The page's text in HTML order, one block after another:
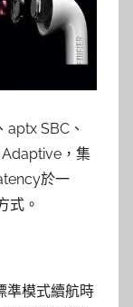
SBC、
，集
於一
式。
準模式續航時